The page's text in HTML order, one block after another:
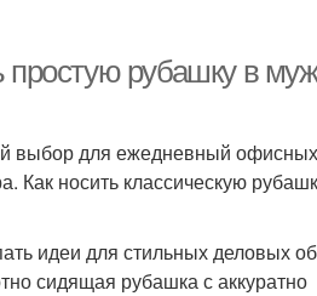
рубашку в
выбор для ежедневный
Как носить классическую
идеи для стильных деловых
сидящая рубашка с аккуратно